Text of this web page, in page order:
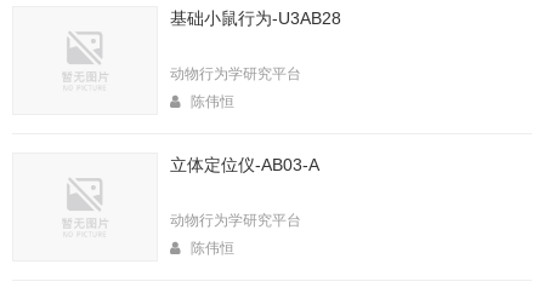
基础小鼠行为-U3AB28
动物行为学研究平台
陈伟恒
立体定位仪-AB03-A
动物行为学研究平台
陈伟恒